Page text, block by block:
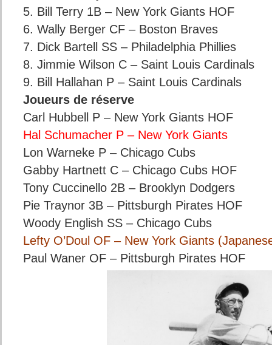
5. Bill Terry 1B – New York Giants HOF
6. Wally Berger CF – Boston Braves
7. Dick Bartell SS – Philadelphia Phillies
8. Jimmie Wilson C – Saint Louis Cardinals
9. Bill Hallahan P – Saint Louis Cardinals
Joueurs de réserve
Carl Hubbell P – New York Giants HOF
Hal Schumacher P – New York Giants
Lon Warneke P – Chicago Cubs
Gabby Hartnett C – Chicago Cubs HOF
Tony Cuccinello 2B – Brooklyn Dodgers
Pie Traynor 3B – Pittsburgh Pirates HOF
Woody English SS – Chicago Cubs
Lefty O’Doul OF – New York Giants
Paul Waner OF – Pittsburgh Pirates HOF